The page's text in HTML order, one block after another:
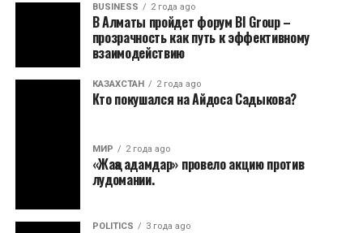
BUSINESS 2 года ago
В Алматы пройдет форум BI Group –
прозрачность как путь к эффективному
взаимодействию
КАЗАХСТАН 2 года ago
Кто покушался на Айдоса Садыкова?
МИР 2 года ago
«Жаңа адамдар» провело акцию против
лудомании.
POLITICS 3 года ago